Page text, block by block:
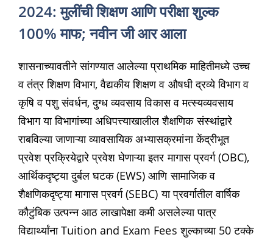
2024: मुलींची शिक्षण आणि परीक्षा शुल्क
100% माफ; नवीन जी आर आला
शासनाच्यावतीने सांगण्यात आलेल्या प्राथमिक माहितीमध्ये उच्च
व तंत्र शिक्षण विभाग, वैद्यकीय शिक्षण व औषधी द्रव्ये विभाग व
कृषि व पशु संवर्धन, दुग्ध व्यवसाय विकास व मत्स्यव्यवसाय
विभाग या विभागांच्या अधिपत्त्याखालील शैक्षणिक संस्थांद्वारे
राबविल्या जाणाऱ्या व्यावसायिक अभ्यासक्रमांना केंद्रीभूत
प्रवेश प्रक्रियेद्वारे प्रवेश घेणाऱ्या इतर मागास प्रवर्ग (OBC),
आर्थिकदृष्ट्या दुर्बल घटक (EWS) आणि सामाजिक व
शैक्षणिकदृष्ट्या मागास प्रवर्ग (SEBC) या प्रवर्गातील वार्षिक
कौटुंबिक उत्पन्न आठ लाखापेक्षा कमी असलेल्या पात्र
विद्यार्थ्यांना Tuition and Exam Fees शुल्काच्या 50 टक्के